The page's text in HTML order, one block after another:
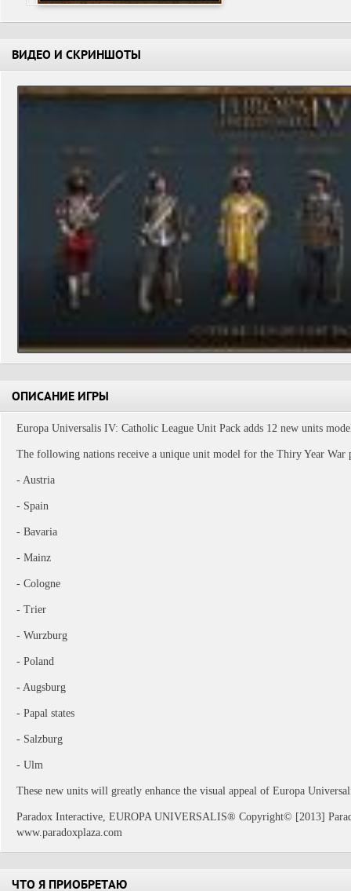
ВИДЕО И СКРИНШОТЫ
ОПИСАНИЕ ИГРЫ
Europa Universalis IV: Catholic League Unit Pack adds 12 new units
The following nations receive a unique unit model for the Thiry Year War
- Austria
- Spain
- Bavaria
- Mainz
- Cologne
- Trier
- Wurzburg
- Poland
- Augsburg
- Papal states
- Salzburg
- Ulm
These new units will greatly enhance the visual appeal of Europa
Paradox Interactive, EUROPA UNIVERSALIS® Copyright© [2013]
www.paradoxplaza.com
ЧТО Я ПРИОБРЕТАЮ